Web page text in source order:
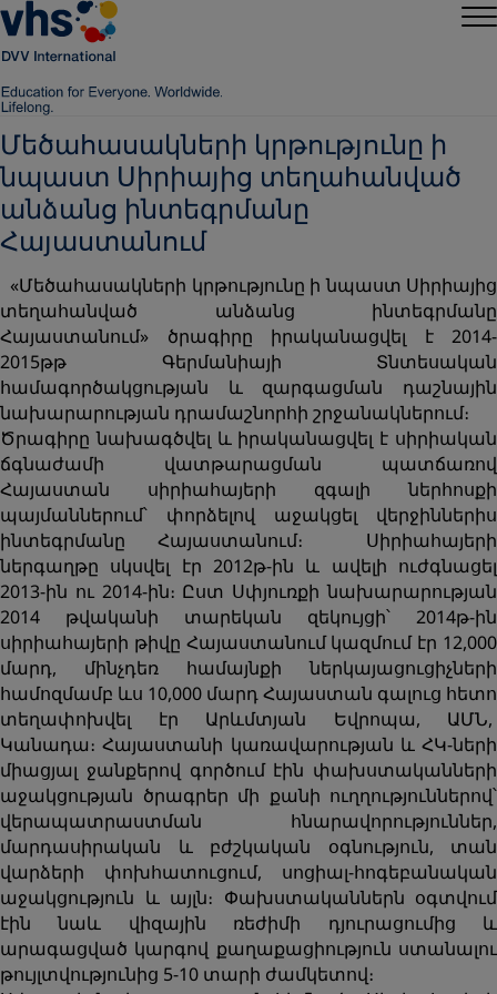
Մեծահասակների կրթությունը ի
նպաստ Սիրիայից տեղահանված
անձանց ինտեգրմանը
Հայաստանում
«Մեծահասակների կրթությունը ի նպաստ Սիրիայից
տեղահանված անձանց ինտեգրմանը
Հայաստանում» ծրագիրը իրականացվել է 2014-
2015թթ Գերմանիայի Տնտեսական
համագործակցության և զարգացման դաշնային
նախարարության դրամաշնորհի շրջանակներում։
Ծրագիրը նախագծվել և իրականացվել է սիրիական
ճգնաժամի վատթարացման պատճառով
Հայաստան սիրիահայերի զգալի ներհոսքի
պայմաններում՝ փորձելով աջակցել վերջիններիս
ինտեգրմանը Հայաստանում։ Սիրիահայերի
ներգաղթը սկսվել էր 2012թ-ին և ավելի ուժգնացել
2013-ին ու 2014-ին։ Ըստ Սփյուռքի նախարարության
2014 թվականի տարեկան զեկույցի՝ 2014թ-ին
սիրիահայերի թիվը Հայաստանում կազմում էր 12,000
մարդ, մինչդեռ համայնքի ներկայացուցիչների
համոզմամբ ևս 10,000 մարդ Հայաստան գալուց հետո
տեղափոխվել էր Արևմտյան Եվրոպա, ԱՄՆ,
Կանադա։ Հայաստանի կառավարության և ՀԿ-ների
միացյալ ջանքերով գործում էին փախստականների
աջակցության ծրագրեր մի քանի ուղղություններով՝
վերապատրաստման հնարավորություններ,
մարդասիրական և բժշկական օգնություն, տան
վարձերի փոխհատուցում, սոցիալ-հոգեբանական
աջակցություն և այլն։ Փախստականներն օգտվում
էին նաև վիզային ռեժիմի դյուրացումից և
արագացված կարգով քաղաքացիություն ստանալու
թույլտվությունից 5-10 տարի ժամկետով։